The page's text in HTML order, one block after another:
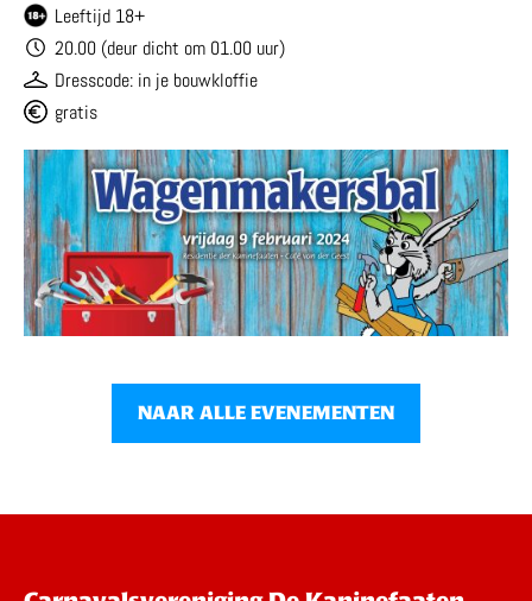
Leeftijd 18+
20.00 (deur dicht om 01.00 uur)
Dresscode: in je bouwkloffie
gratis
NAAR ALLE EVENEMENTEN